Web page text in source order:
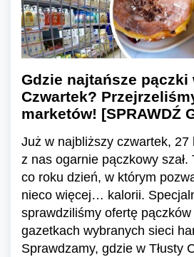
Gdzie najtańsze pączki
Czwartek?
marketów! [SPRAWDŹ
Już w najbliższy czwartek, 27
z nas ogarnie pączkowy szał.
co roku dzień, w którym
nieco więcej… kalorii.
sprawdziliśmy ofertę
gazetkach wybranych sieci
Sprawdzamy, gdzie w Tłusty